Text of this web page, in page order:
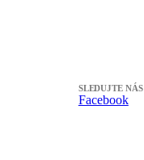
SLEDUJTE NÁS
Facebook